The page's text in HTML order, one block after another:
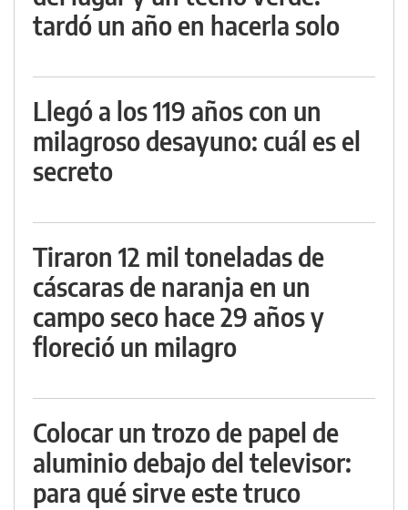
tardó un año en hacerla solo
Llegó a los 119 años con un
milagroso desayuno: cuál es el
secreto
Tiraron 12 mil toneladas de
cáscaras de naranja en un
campo seco hace 29 años y
floreció un milagro
Colocar un trozo de papel de
aluminio debajo del televisor:
para qué sirve este truco